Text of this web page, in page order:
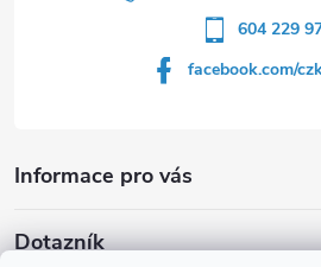
Informace pro vás
604 229
facebook.com/
Dotazník